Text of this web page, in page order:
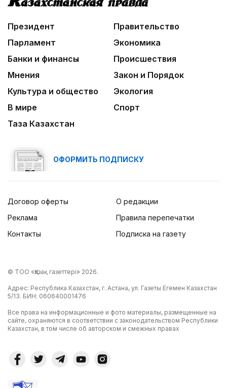
Президент
Правительство
Парламент
Экономика
Банки и финансы
Происшествия
Мнения
Закон и Порядок
Культура и общество
Экология
В мире
Спорт
Таза Казахстан
ОФОРМИТЬ ПОДПИСКУ
Договор оферты
Реклама
Контакты
О редакции
Правила перепечатки
Подписка на газету
© ТОО «Қазақ газеттері» 2026.
Адрес: Республика Казахстан, г. Астана, ул. Газеты Егемен Казахстан
5/13. БИН: 060640001476
Все права на информационные и фото материалы, размещенные на
сайте, охраняются в соответствии с законодательством Республики
Казахстан, в том числе об авторском и смежных правах